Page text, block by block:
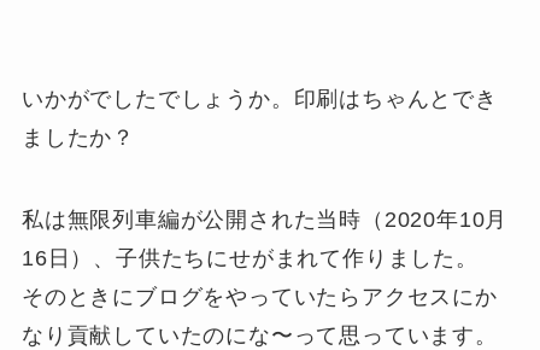
いかがでしたでしょうか。印刷はちゃんとでき
ましたか？
私は無限列車編が公開された当時（2020年10月
16日）、子供たちにせがまれて作りました。
そのときにブログをやっていたらアクセスにか
なり貢献していたのにな〜って思っています。